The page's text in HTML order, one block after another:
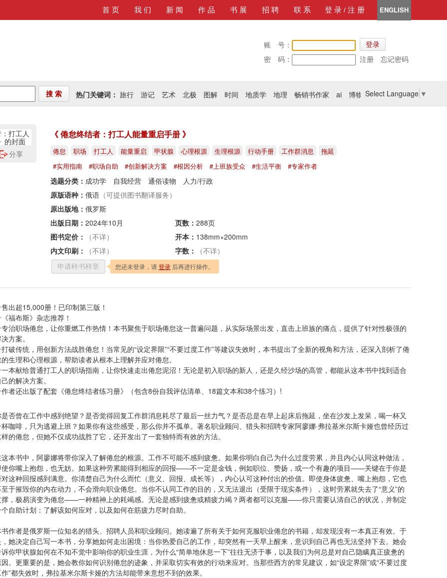
首 页 我 们 新 闻 作 品 书 展 招 聘 联 系 登 录 / 注 册 ENGLISH
账 号： 登录
密 码： 注册 忘记密码
搜 索 热门关键词： 旅行 游记 艺术 北极 图解 时间 地质学 地理 畅销书作家 ai 博物馆 火箭
Select Language ▼
分享
《 倦怠终结者：打工人能量重启手册 》
倦怠 职场 打工人 能量重启 甲状腺 心理根源 生理根源 行动手册 工作群消息
拖延
#实用指南
#职场自助 #创新解决方案 #根因分析 #上班族受众 #生活平衡 #专家作者
选题分类： 成功学 自我经营 通俗读物
人力/行政
原版语种： 俄语 （可提供图书翻译服务）
原出版地： 俄罗斯
出版日期： 2024年10月 页数： 288页
图书定价：
（不详） 开本： 138mm×200mm
内文印刷：
（不详） 字数： （不详）
申请样书样章 您还未登录，请登录后再进行操作。
出超15,000册！已印制第三版！
福布斯》杂志推荐！
治职场倦怠，让你重燃工作热情！本书聚焦于职场倦怠这一普遍问题，从实际场景出发，直击上班族的痛点，提供了针对性极强的
方案。
破传统，用创新方法战胜倦怠！当常见的“设定界限”“不要过度工作”等建议失效时，本书提出了全新的视角和方法，还深入剖析了倦
生理和心理根源，帮助读者从根本上理解并应对倦怠。
本献给普通打工人的职场指南，让你快速走出倦怠泥沼！无论是初入职场的新人，还是久经沙场的高管，都能从这本书中找到适合
的解决方案。
者还出版了配套《倦怠终结者练习册》（包含8份自我评估清单、18篇文本和38个练习）!
否曾在工作中感到绝望？是否觉得回复工作群消息耗尽了最后一丝力气？是否总是在早上起床后拖延，坐在沙发上发呆，喝一杯又
咖啡，只为逃避上班？如果你有这些感受，那么你并不孤单。著名职业顾问、猎头和招聘专家阿廖娜·弗拉基米尔斯卡娅也曾经历过
的倦怠，但她不仅成功战胜了它，还开发出了一套独特而有效的方法。
本书中，阿廖娜将带你深入了解倦怠的根源。工作不可能不感到疲惫。如果你明白自己为什么过度劳累，并且内心认同这种做法，
使你嘴上抱怨，也无妨。如果这种劳累能得到相应的回报——不一定是金钱，例如职位、赞扬，或一个有趣的项目——关键在于你是
这种回报感到满意。你清楚自己为什么而忙（意义、回报、成长等），内心认可这种付出的价值。即使身体疲惫、嘴上抱怨，它也
于摧毁你的内在动力，不会滑向职业倦怠。当你不认同工作的目的，又无法退出（受限于现实条件），这时劳累就失去了“意义”的
撑，极易演变为倦怠——一种精神上的耗竭感。无论是感到疲惫或精疲力竭？两者都可以克服——你只需要认清自己的状况，并制定
自助计划：了解该如何应对，以及如何在筋疲力尽时自助。
作者是俄罗斯一位知名的猎头、招聘人员和职业顾问。她读遍了所有关于如何克服职业倦怠的书籍，却发现没有一本真正有效。于
她决定自己写一本书，分享她如何走出困境：当你热爱自己的工作，却突然有一天早上醒来，意识到自己再也无法坚持下去。她会
你甲状腺如何在不知不觉中影响你的职业生涯，为什么“简单地休息一下”往往无济于事，以及我们为何总是对自己隐瞒真正疲惫的
。更重要的是，她会教你如何识别倦怠的迹象，并采取切实有效的行动来应对。当那些西方的常见建议，如“设定界限”或“不要过度
”都失效时，弗拉基米尔斯卡娅的方法却能带来意想不到的效果。